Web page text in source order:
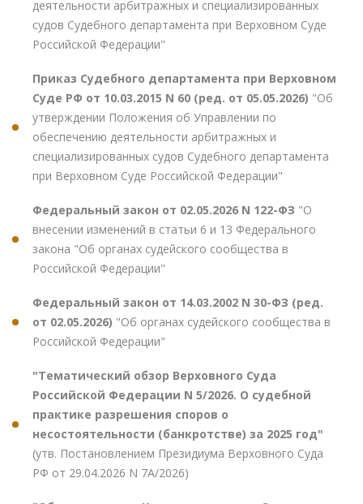
деятельности арбитражных и специализированных
судов Судебного департамента при Верховном Суде
Российской Федерации"
Приказ Судебного департамента при Верховном
Суде РФ от 10.03.2015 N 60 (ред. от 05.05.2026) "Об
утверждении Положения об Управлении по
обеспечению деятельности арбитражных и
специализированных судов Судебного департамента
при Верховном Суде Российской Федерации"
Федеральный закон от 02.05.2026 N 122-ФЗ "О
внесении изменений в статьи 6 и 13 Федерального
закона "Об органах судейского сообщества в
Российской Федерации"
Федеральный закон от 14.03.2002 N 30-ФЗ (ред.
от 02.05.2026) "Об органах судейского сообщества в
Российской Федерации"
"Тематический обзор Верховного Суда
Российской Федерации N 5/2026. О судебной
практике разрешения споров о
несостоятельности (банкротстве) за 2025 год"
(утв. Постановлением Президиума Верховного Суда
РФ от 29.04.2026 N 7А/2026)